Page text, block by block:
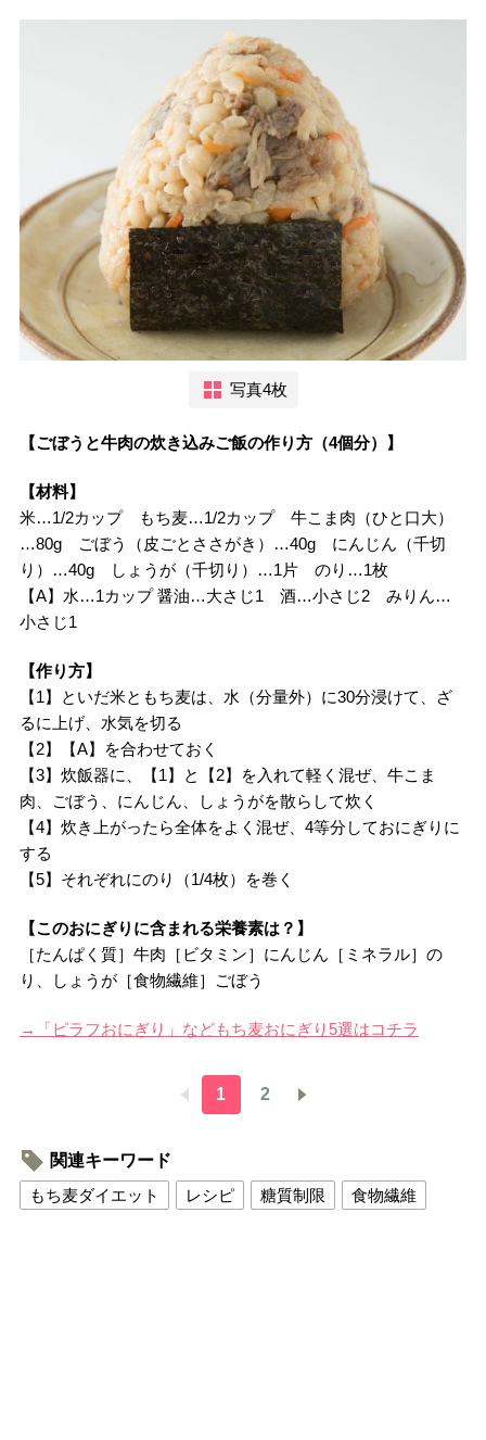
写真4枚
【ごぼうと牛肉の炊き込みご飯の作り方（4個分）】
【材料】
米…1/2カップ もち麦…1/2カップ 牛こま肉（ひと口大）
…80g ごぼう（皮ごとささがき）…40g にんじん（千切
り）…40g しょうが（千切り）…1片 のり…1枚
【A】水…1カップ 醤油…大さじ1 酒…小さじ2 みりん…
小さじ1
【作り方】
【1】といだ米ともち麦は、水（分量外）に30分浸けて、ざ
るに上げ、水気を切る
【2】【A】を合わせておく
【3】炊飯器に、【1】と【2】を入れて軽く混ぜ、牛こま
肉、ごぼう、にんじん、しょうがを散らして炊く
【4】炊き上がったら全体をよく混ぜ、4等分しておにぎりに
する
【5】それぞれにのり（1/4枚）を巻く
【このおにぎりに含まれる栄養素は？】
［たんぱく質］牛肉［ビタミン］にんじん［ミネラル］の
り、しょうが［食物繊維］ごぼう
→「ピラフおにぎり」などもち麦おにぎり5選はコチラ
1 2
関連キーワード
もち麦ダイエット
レシピ 糖質制限 食物繊維